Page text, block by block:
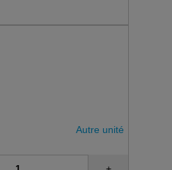
Autre unité